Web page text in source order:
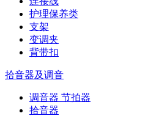
护理保养类
支架
变调夹
背带扣
拾音器及调音
调音器 节拍器
拾音器